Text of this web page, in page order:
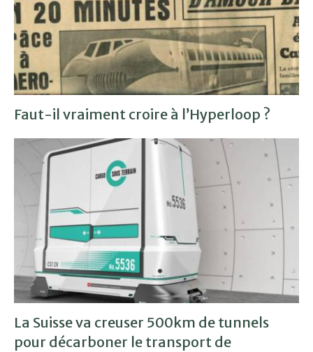
Faut-il vraiment croire à l’Hyperloop ?
La Suisse va creuser 500km de tunnels
pour décarboner le transport de